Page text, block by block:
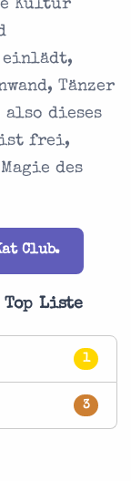
Kultur
Tänzer
also dieses
frei,
des
Club.
Liste
1
3